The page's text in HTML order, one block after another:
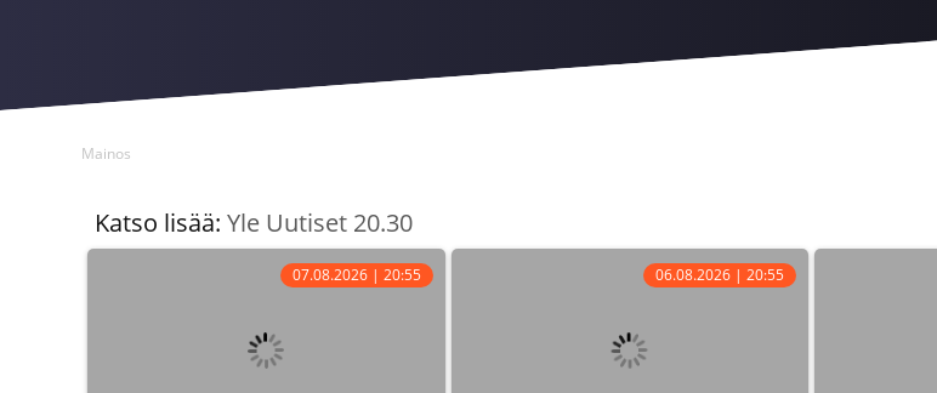
Mainos
Katso lisää:Yle Uutiset 20.30
07.08.2026 | 20:55 06.08.2026 | 20:55